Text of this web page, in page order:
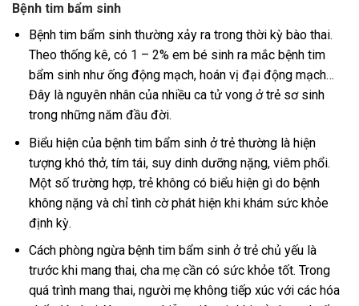
Bệnh tim bẩm sinh
Bệnh tim bẩm sinh thường xảy ra trong thời kỳ bào thai.
Theo thống kê, có 1 – 2% em bé sinh ra mắc bệnh tim
bẩm sinh như ống động mạch, hoán vị đại động mạch…
Đây là nguyên nhân của nhiều ca tử vong ở trẻ sơ sinh
trong những năm đầu đời.
Biểu hiện của bệnh tim bẩm sinh ở trẻ thường là hiện
tượng khó thở, tím tái, suy dinh dưỡng nặng, viêm phổi.
Một số trường hợp, trẻ không có biểu hiện gì do bệnh
không nặng và chỉ tình cờ phát hiện khi khám sức khỏe
định kỳ.
Cách phòng ngừa bệnh tim bẩm sinh ở trẻ chủ yếu là
trước khi mang thai, cha mẹ cần có sức khỏe tốt. Trong
quá trình mang thai, người mẹ không tiếp xúc với các hóa